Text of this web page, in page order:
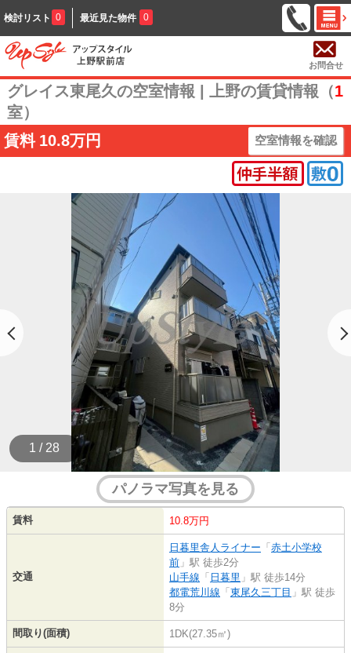
検討リスト 0 最近見た物件 0
お問合せ
グレイス東尾久の空室情報 | 上野の賃貸情報（1
室）
賃料 10.8万円 空室情報を確認
1 / 28
パノラマ写真を見る
賃料 10.8万円
交通
日暮里舎人ライナー 「 赤土小学校
前 」駅 徒歩2分
山手線 「 日暮里 」駅 徒歩14分
都電荒川線 「 東尾久三丁目 」駅 徒歩
8分
間取り(面積) 1DK(27.35㎡)